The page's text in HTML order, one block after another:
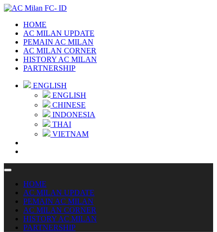
HOME
AC MILAN UPDATE
PEMAIN AC MILAN
AC MILAN CORNER
HISTORY AC MILAN
PARTNERSHIP
ENGLISH
ENGLISH
CHINESE
INDONESIA
THAI
VIETNAM
HOME
AC MILAN UPDATE
PEMAIN AC MILAN
AC MILAN CORNER
HISTORY AC MILAN
PARTNERSHIP